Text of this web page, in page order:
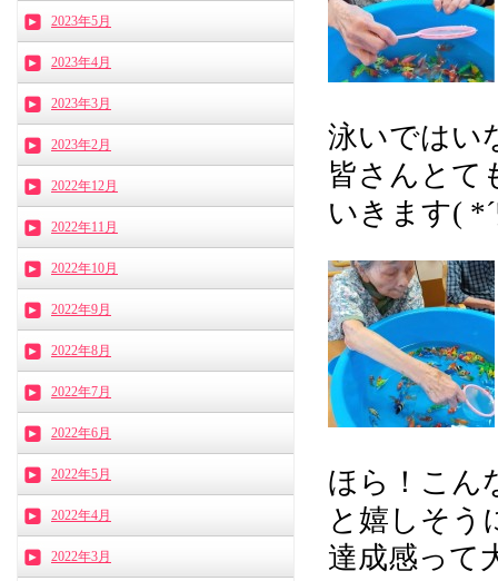
泳いではい
皆さんとて
いきます(
ほら！こん
と嬉しそう
達成感って
2023年5月
2023年4月
2023年3月
2023年2月
2022年12月
2022年11月
2022年10月
2022年9月
2022年8月
2022年7月
2022年6月
2022年5月
2022年4月
2022年3月